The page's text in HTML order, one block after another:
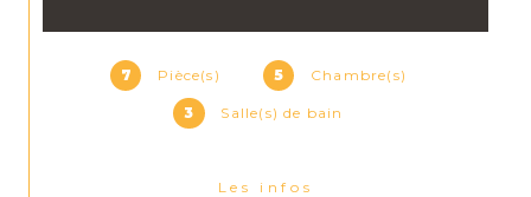
7 Pièce(s) 5 Chambre(s)
3 Salle(s) de bain
Les infos
porte automatique et abri de jardin.
Terrain 768m²